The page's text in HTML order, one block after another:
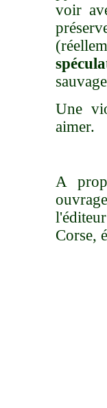
voir
Une
aimer.
A
Corse,